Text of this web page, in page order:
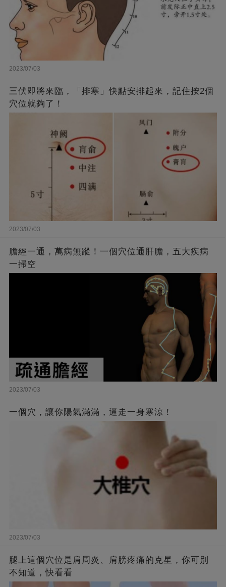
2023/07/03
三伏即將來臨，「排寒」快點安排起來，記住按2個
穴位就夠了！
2023/07/03
膽經一通，萬病無蹤！一個穴位通肝膽，五大疾病
一掃空
2023/07/03
一個穴，讓你陽氣滿滿，逼走一身寒涼！
2023/07/03
腿上這個穴位是肩周炎、肩膀疼痛的克星，你可別
不知道，快看看